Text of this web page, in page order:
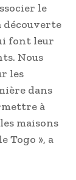
le
découverte
font leur
Nous
les
dans
à
maisons
Togo », a